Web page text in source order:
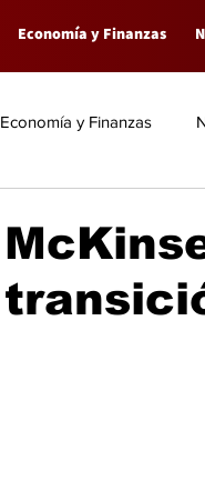
Economía y Finanzas
Economía y Finanzas